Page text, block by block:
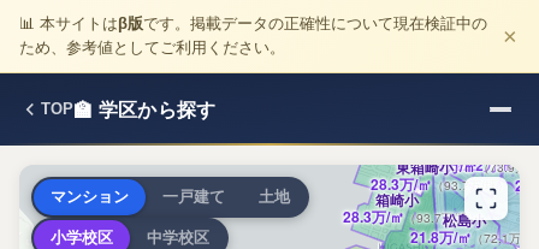
📊 本サイトはβ版です。掲載データの正確性について現在検証中の
ため、参考値としてご利用ください。
×
TOP🏫 学区から探す
マンション 一戸建て 土地
小学校区 中学校区
千早小
名島小
22.4万/㎡（73.9万/
20
東箱崎小
28.3万/㎡（93.7万/坪）
松島小
21.8万/㎡ （72.1万/
照葉北小
41.4万/㎡（137万/坪）
箱崎小
28.3万/㎡（93.7万/坪）
23.3万/㎡
若宮小
22.2万/㎡（
西戸崎小
18.7万/㎡ （61.7万/坪）
香住丘小
20万/㎡（66.1万/
香椎下
20万/㎡（66.1万
20万/㎡
（108.6万/坪）
（108.6万/